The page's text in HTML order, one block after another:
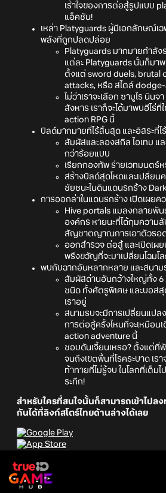
เร้าใจของการต่อสู้รูปแบบ
แอ็คชัน!
เหล่า Platyguards ผู้มีเอกลักษณ์เ
พลังที่ถูกปลดปล่อย
Platyguards มากมายกำลัง
แต่ละ Platyguards นั้นก็มา
ตั้งแต่ sword duels, brutal
attacks, หรือ สไตล์
ไม่ว่าเราจะเลือก ซามูไร นิน
สังหาร เราก็จะได้มาพบฮีโร่ที่
action RPG นี้
บิลด์มากมายที่ไร้สิ้นสุด และอิสระที่ไ
สัมผัสและลองสกิล ไอเทม แ
กว่าร้อยแบบ
เรียกกองทัพ ร่ายเวทมนตร์
สร้างบิลด์สุดโหดและเปลี่ยน
ชัยชนะในดินแดนรกร้าง
การออกล่าในแดนรกร้าง เปิดเผยค
Hive portals แมลงกลายพั
องค์กร หายนะที่ได้กุมความลั
สัญชาตญาณการเอาตัวรอ
ออกสำรวจ ต่อสู้ และเปิดเผ
พรึงขวัญที่จะมาเปลี่ยนโฉมโ
พบกับฉากอันหลากหลาย และสนา
สัมผัสด่านอันกว้างใหญ่ทั้ง 6
ชนิด ทั้งศัตรูพิเศษ และบอส
เราอยู่
สนามรบจะมีการเปลี่ยนแปล
การต่อสู้ครั้งไหนที่จะเหมือน
action adventure นี้
ชอบดันเจี้ยนเหรอ? ตั้งแต่ที่
จนถึงเขตพื้นที่โรคระบาด เร
ท้าทายที่ไม่รู้จบ ในโลกที่เต็ม
ระทึก!
สำหรับใครที่สนใจนั้นก็สามารถเข้าไปล
กันได้ที่ลิงก์สโตร์ไทยด้านล่างได้เลย